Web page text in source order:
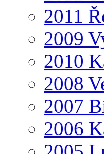
2011
2009
2010
2008
2007
2006